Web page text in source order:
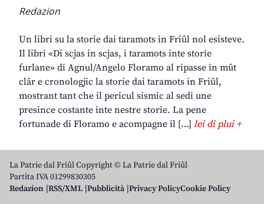
Redazion
Un libri su la storie dai taramots in Friûl nol esisteve.
Il libri «Di scjas in scjas, i taramots inte storie
furlane» di Agnul/Angelo Floramo al ripasse in mût
clâr e cronologjic la storie dai taramots in Friûl,
mostrant tant che il pericul sismic al sedi une
presince costante inte nestre storie. La pene
fortunade di Floramo e acompagne il […] lei di plui +
La Patrie dal Friûl Copyright © La Patrie dal Friûl
Partita IVA 01299830305
Redazion RSS/XML Pubblicità Privacy PolicyCookie Policy